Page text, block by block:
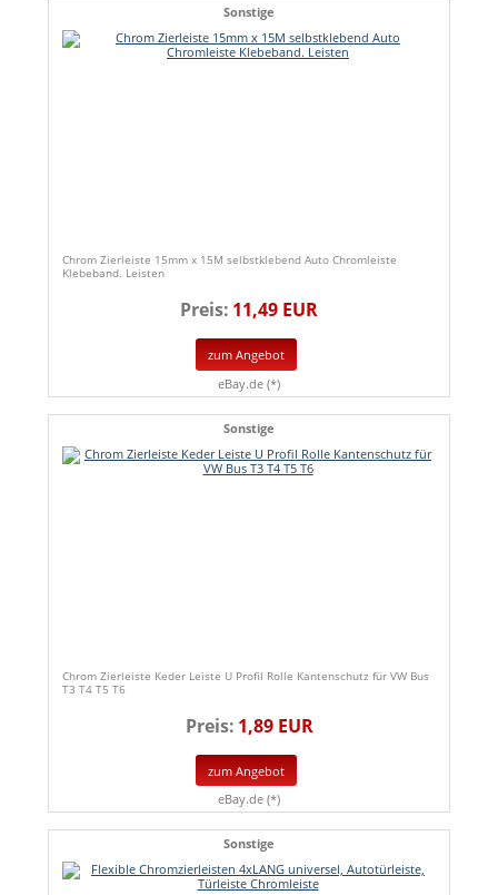
Sonstige
Chrom Zierleiste 15mm x 15M selbstklebend Auto Chromleiste
Klebeband. Leisten
Preis: 11,49 EUR
zum Angebot
eBay.de (*)
Sonstige
Chrom Zierleiste Keder Leiste U Profil Rolle Kantenschutz für VW Bus
T3 T4 T5 T6
Preis: 1,89 EUR
zum Angebot
eBay.de (*)
Sonstige